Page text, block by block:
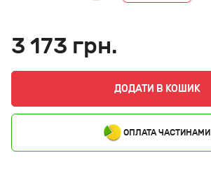
3 173 грн.
ДОДАТИ В КОШИК
ОПЛАТА ЧАСТИНАМИ